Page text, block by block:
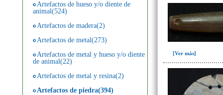
Artefactos de hueso y/o diente de
animal(524)
Artefactos de madera(2)
Artefactos de metal(273)
Artefactos de metal y hueso y/o diente
de animal(22)
Artefactos de metal y resina(2)
Artefactos de piedra(394)
[Ver más]